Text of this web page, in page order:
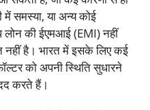
समस्या, या अन्य कोई
की ईएमआई (EMI) नहीं
नहीं है। भारत में इसके लिए कई
को अपनी स्थिति सुधारने
करते हैं।